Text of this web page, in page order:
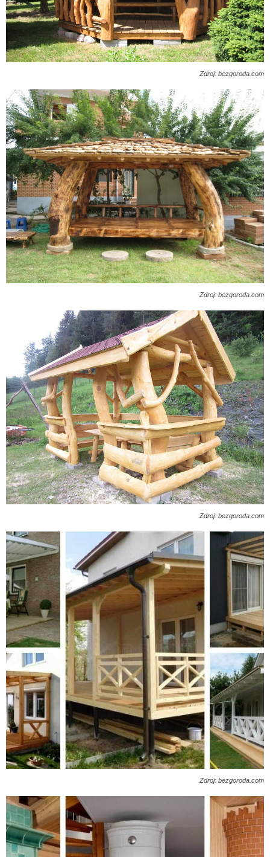
Zdroj: bezgoroda.com
Zdroj: bezgoroda.com
Zdroj: bezgoroda.com
Zdroj: bezgoroda.com